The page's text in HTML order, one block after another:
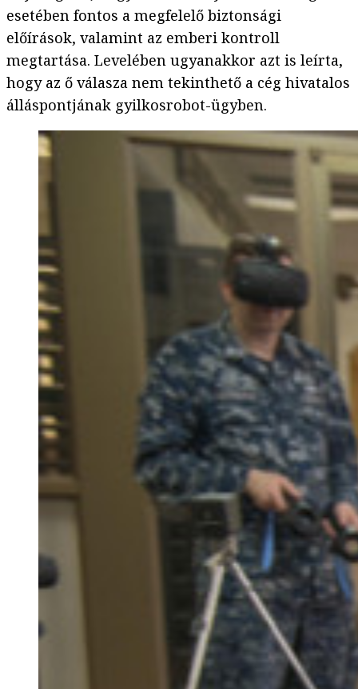
esetében fontos a megfelelő biztonsági
előírások, valamint az emberi kontroll
megtartása. Levelében ugyanakkor azt is leírta,
hogy az ő válasza nem tekinthető a cég hivatalos
álláspontjának gyilkosrobot-ügyben.